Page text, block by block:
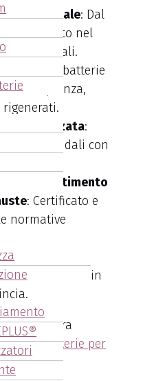
: Dal
riferimento nel
industriali.
: Caricabatterie
alta frequenza,
personalizzata:
aziendali con
e smaltimento
: Certificato e
normative
altamente
rapidi in
sulla nostra
Batterie per